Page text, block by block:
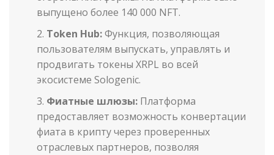
выпущено более 140 000 NFT.
Token Hub:Функция, позволяющая
пользователям выпускать, управлять и
продвигать токены XRPL во всей
экосистеме Sologenic.
Фиатные шлюзы: Платформа
предоставляет возможность конвертации
фиата в крипту через проверенных
отраслевых партнеров, позволяя